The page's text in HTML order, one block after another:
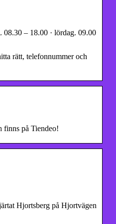
08.30 – 18.00 · lördag. 09.00
rätt, telefonnummer och
finns på Tiendeo!
Hjortsberg på Hjortvägen